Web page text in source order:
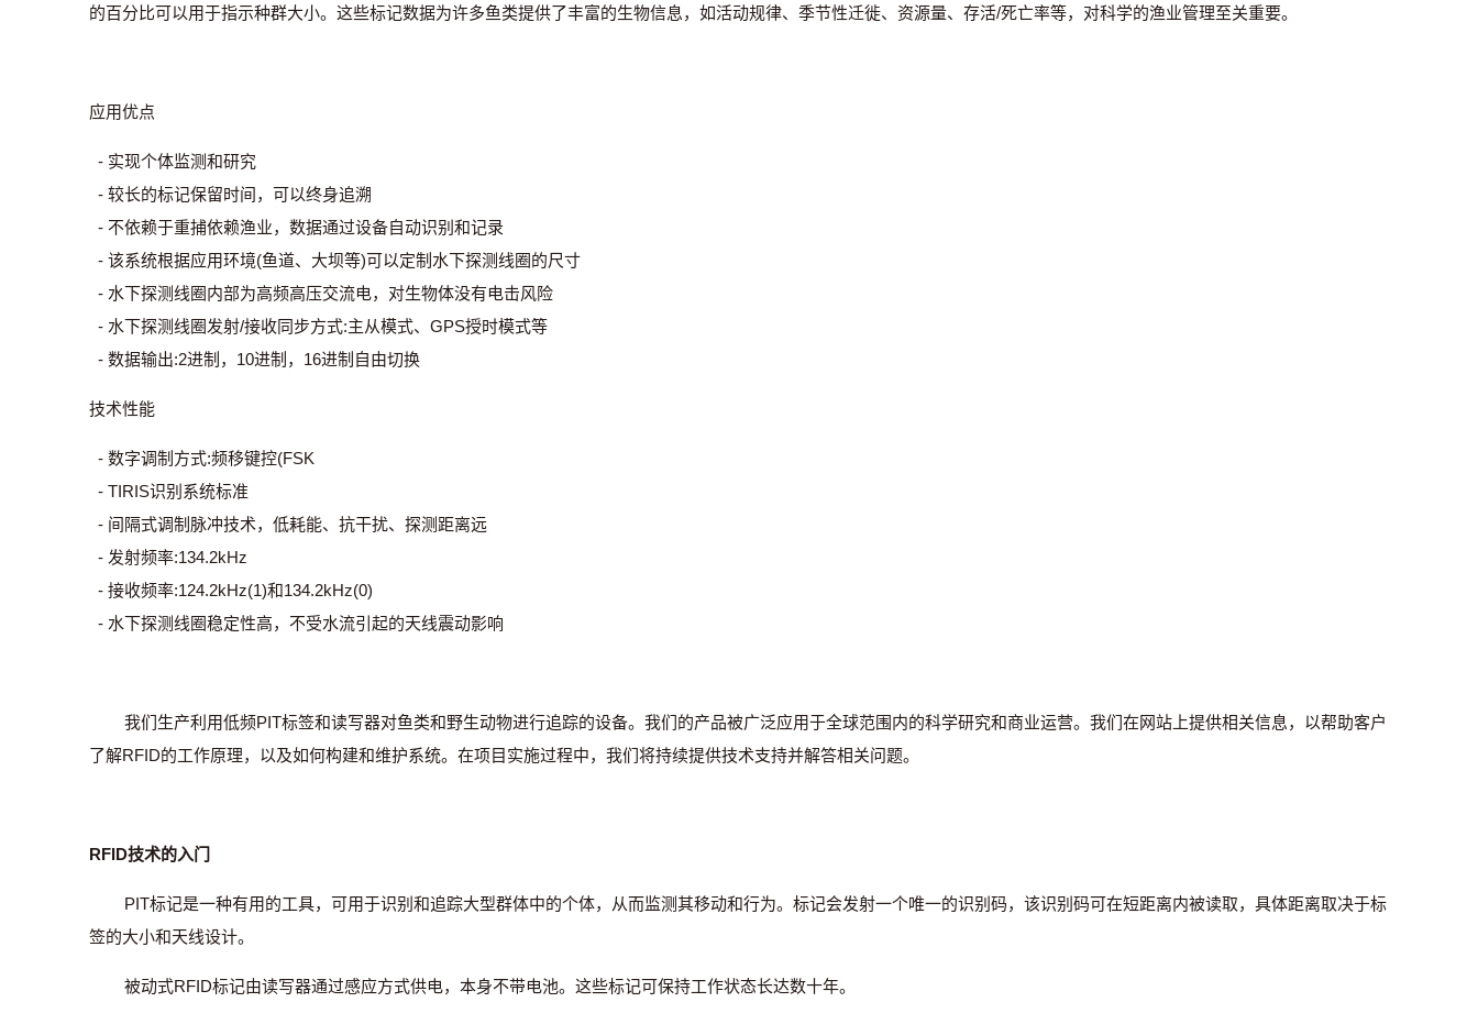
的百分比可以用于指示种群大小。这些标记数据为许多鱼类提供了丰富的生物信息，如活动规律、季节性迁徙、资源量、存活/死亡率等，对科学的渔业管理至关重要。
应用优点
- 实现个体监测和研究
- 较长的标记保留时间，可以终身追溯
- 不依赖于重捕依赖渔业，数据通过设备自动识别和记录
- 该系统根据应用环境(鱼道、大坝等)可以定制水下探测线圈的尺寸
- 水下探测线圈内部为高频高压交流电，对生物体没有电击风险
- 水下探测线圈发射/接收同步方式:主从模式、GPS授时模式等
- 数据输出:2进制，10进制，16进制自由切换
技术性能
- 数字调制方式:频移键控(FSK
- TIRIS识别系统标准
- 间隔式调制脉冲技术，低耗能、抗干扰、探测距离远
- 发射频率:134.2kHz
- 接收频率:124.2kHz(1)和134.2kHz(0)
- 水下探测线圈稳定性高，不受水流引起的天线震动影响
我们生产利用低频PIT标签和读写器对鱼类和野生动物进行追踪的设备。我们的产品被广泛应用于全球范围内的科学研究和商业运营。我们在网站上提供相关信息，以帮助客户
了解RFID的工作原理，以及如何构建和维护系统。在项目实施过程中，我们将持续提供技术支持并解答相关问题。
RFID技术的入门
PIT标记是一种有用的工具，可用于识别和追踪大型群体中的个体，从而监测其移动和行为。标记会发射一个唯一的识别码，该识别码可在短距离内被读取，具体距离取决于标
签的大小和天线设计。
被动式RFID标记由读写器通过感应方式供电，本身不带电池。这些标记可保持工作状态长达数十年。